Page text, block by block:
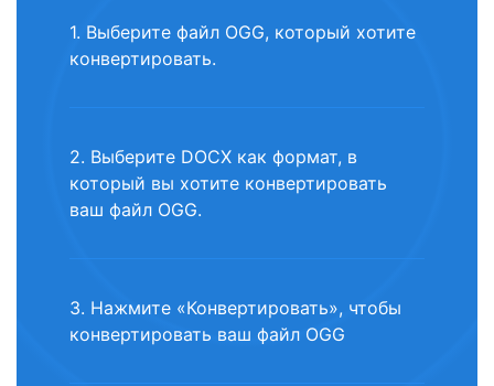
1. Выберите файл OGG, который хотите
конвертировать.
2. Выберите DOCX как формат, в
который вы хотите конвертировать
ваш файл OGG.
3. Нажмите «Конвертировать», чтобы
конвертировать ваш файл OGG